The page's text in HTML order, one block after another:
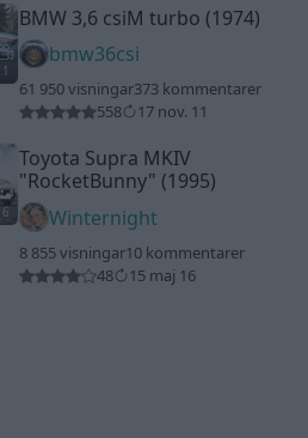
1
BMW 3,6 csiM turbo (1974)
bmw36csi
61 950 visningar373 kommentarer
558
17 nov. 11
6
Toyota Supra MKIV
"RocketBunny" (1995)
Winternight
8 855 visningar10 kommentarer
48
15 maj 16